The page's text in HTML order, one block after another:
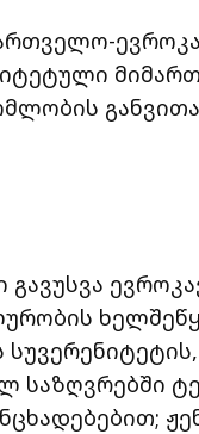
გავუსვა
საზღვრებში